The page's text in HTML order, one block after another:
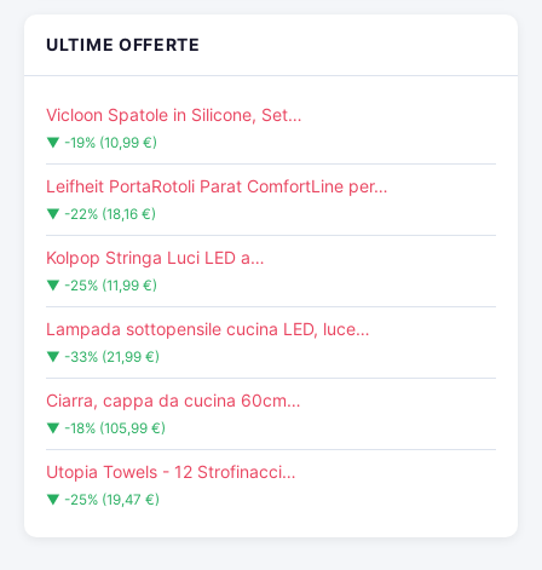
ULTIME OFFERTE
Vicloon Spatole in Silicone, Set…
▼ -19% (10,99 €)
Leifheit PortaRotoli Parat ComfortLine per…
▼ -22% (18,16 €)
Kolpop Stringa Luci LED a…
▼ -25% (11,99 €)
Lampada sottopensile cucina LED, luce…
▼ -33% (21,99 €)
Ciarra, cappa da cucina 60cm…
▼ -18% (105,99 €)
Utopia Towels - 12 Strofinacci…
▼ -25% (19,47 €)